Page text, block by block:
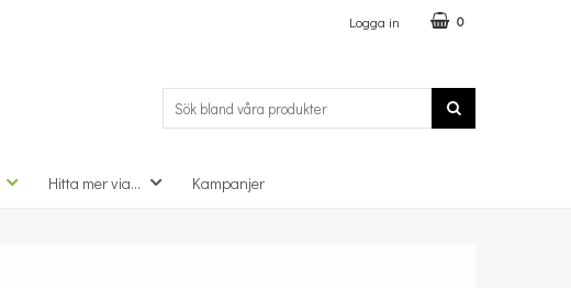
Logga in 0
Hitta mer via... Kampanjer